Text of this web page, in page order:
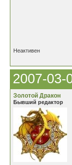
Неактивен
2007-03-
Золотой Дракон
Бывший редактор